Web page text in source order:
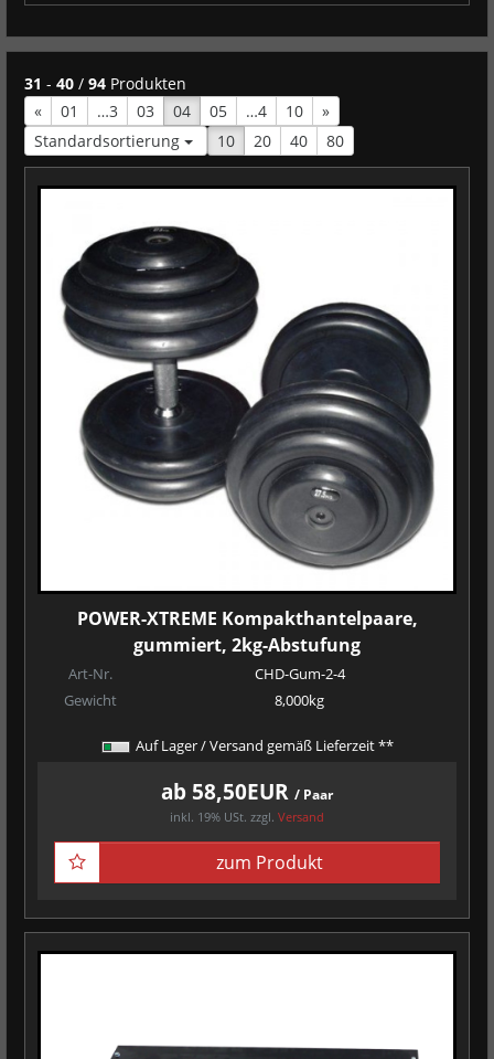
31 - 40 / 94 Produkten
« vorherige Seite
01 …3 03 04 05 …4 10 nächste Seite
»
Standardsortierung
10 20 40 80
POWER-XTREME Kompakthantelpaare,
gummiert, 2kg-Abstufung
Art-Nr.
CHD-Gum-2-4
Gewicht
8,000kg
Auf Lager / Versand gemäß Lieferzeit **
ab 58,50EUR / Paar
inkl. 19% USt. zzgl. Versand
zum Produkt